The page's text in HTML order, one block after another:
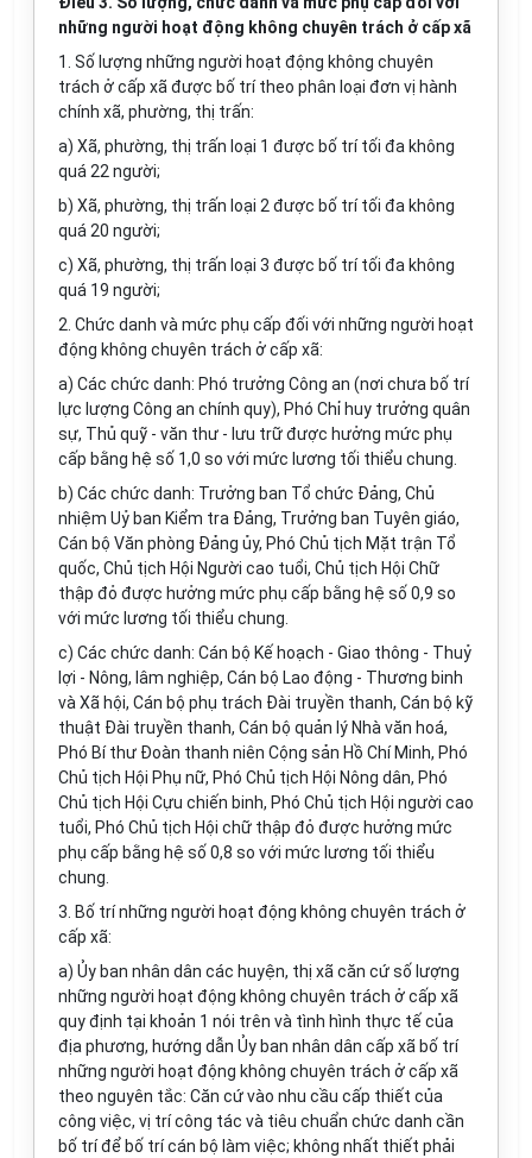
những người hoạt động không chuyên trách ở cấp xã
1. Số lượng những người hoạt động không chuyên
trách ở cấp xã được bố trí theo phân loại đơn vị hành
chính xã, phường, thị trấn:
a) Xã, phường, thị trấn loại 1 được bố trí tối đa không
quá 22 người;
b) Xã, phường, thị trấn loại 2 được bố trí tối đa không
quá 20 người;
c) Xã, phường, thị trấn loại 3 được bố trí tối đa không
quá 19 người;
2. Chức danh và mức phụ cấp đối với những người hoạt
động không chuyên trách ở cấp xã:
a) Các chức danh: Phó trưởng Công an (nơi chưa bố trí
lực lượng Công an chính quy), Phó Chỉ huy trưởng quân
sự, Thủ quỹ - văn thư - lưu trữ được hưởng mức phụ
cấp bằng hệ số 1,0 so với mức lương tối thiểu chung.
b) Các chức danh: Trưởng ban Tổ chức Đảng, Chủ
nhiệm Uỷ ban Kiểm tra Đảng, Trưởng ban Tuyên giáo,
Cán bộ Văn phòng Đảng ủy, Phó Chủ tịch Mặt trận Tổ
quốc, Chủ tịch Hội Người cao tuổi, Chủ tịch Hội Chữ
thập đỏ được hưởng mức phụ cấp bằng hệ số 0,9 so
với mức lương tối thiểu chung.
c) Các chức danh: Cán bộ Kế hoạch - Giao thông - Thuỷ
lợi - Nông, lâm nghiệp, Cán bộ Lao động - Thương binh
và Xã hội, Cán bộ phụ trách Đài truyền thanh, Cán bộ kỹ
thuật Đài truyền thanh, Cán bộ quản lý Nhà văn hoá,
Phó Bí thư Đoàn thanh niên Cộng sản Hồ Chí Minh, Phó
Chủ tịch Hội Phụ nữ, Phó Chủ tịch Hội Nông dân, Phó
Chủ tịch Hội Cựu chiến binh, Phó Chủ tịch Hội người cao
tuổi, Phó Chủ tịch Hội chữ thập đỏ được hưởng mức
phụ cấp bằng hệ số 0,8 so với mức lương tối thiểu
chung.
3. Bố trí những người hoạt động không chuyên trách ở
cấp xã:
a) Ủy ban nhân dân các huyện, thị xã căn cứ số lượng
những người hoạt động không chuyên trách ở cấp xã
quy định tại khoản 1 nói trên và tình hình thực tế của
địa phương, hướng dẫn Ủy ban nhân dân cấp xã bố trí
những người hoạt động không chuyên trách ở cấp xã
theo nguyên tắc: Căn cứ vào nhu cầu cấp thiết của
công việc, vị trí công tác và tiêu chuẩn chức danh cần
bố trí để bố trí cán bộ làm việc; không nhất thiết phải